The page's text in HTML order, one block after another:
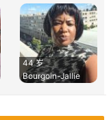
44 岁
Bourgoin-Jallie